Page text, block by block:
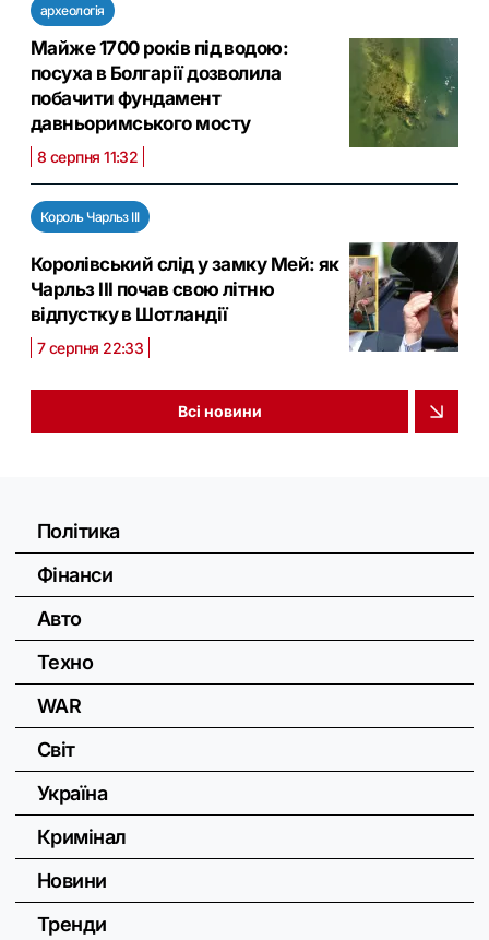
археологія
Майже 1700 років під водою:
посуха в Болгарії дозволила
побачити фундамент
давньоримського мосту
8 серпня 11:32
Король Чарльз III
Королівський слід у замку Мей: як
Чарльз III почав свою літню
відпустку в Шотландії
7 серпня 22:33
Всі новини
Політика
Фінанси
Авто
Техно
WAR
Світ
Україна
Кримінал
Новини
Тренди